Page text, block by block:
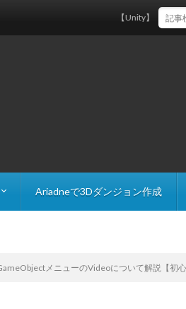
Ariadneで3Dダンジョン作成
【Unity】
メニューのVideoについて解説【初心